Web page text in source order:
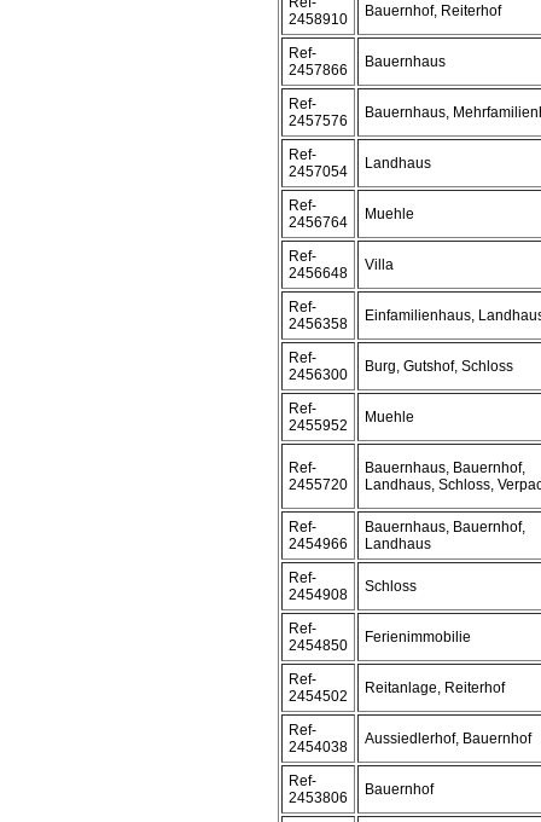
2458910
Bauernhof, Reiterhof
Ref-
2457866
Bauernhaus
Ref-
2457576
Bauernhaus,
Ref-
2457054
Landhaus
Ref-
2456764
Muehle
Ref-
2456648
Villa
Ref-
2456358
Einfamilienhaus,
Ref-
2456300
Burg, Gutshof, Schloss
Ref-
2455952
Muehle
Ref-
2455720
Bauernhaus, Bauernhof,
Landhaus, Schloss,
Ref-
2454966
Bauernhaus, Bauernhof,
Landhaus
Ref-
2454908
Schloss
Ref-
2454850
Ferienimmobilie
Ref-
2454502
Reitanlage, Reiterhof
Ref-
2454038
Aussiedlerhof, Bauernhof
Ref-
2453806
Bauernhof